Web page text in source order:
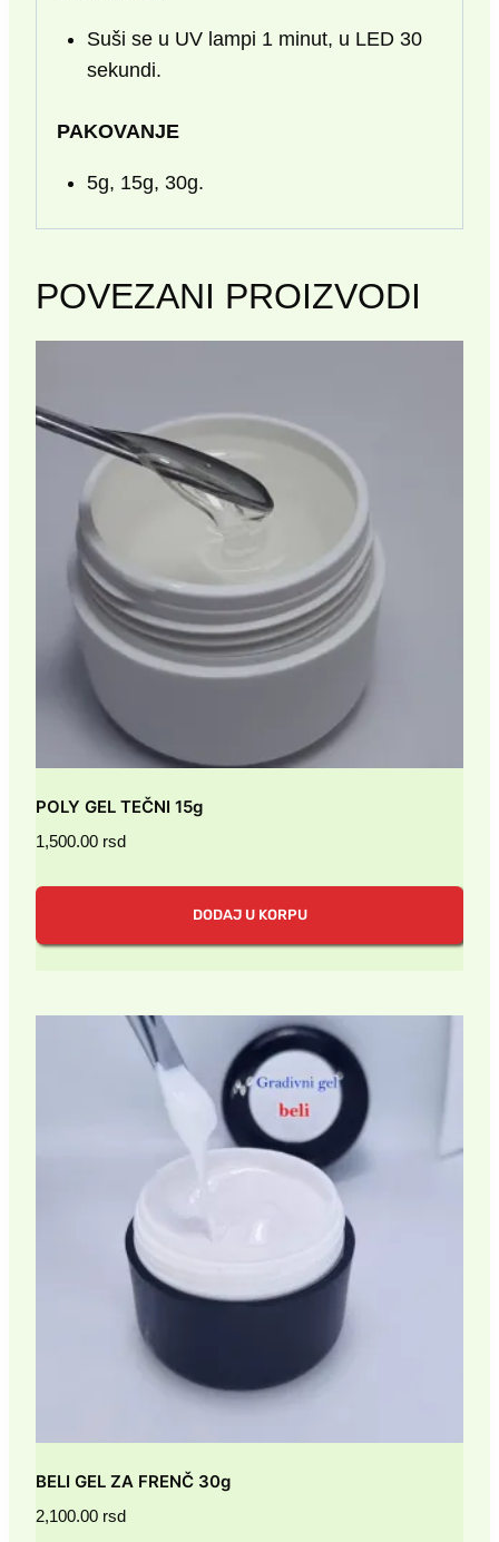
Suši se u UV lampi 1 minut, u LED 30
sekundi.
PAKOVANJE
5g, 15g, 30g.
POVEZANI PROIZVODI
POLY GEL TEČNI 15g
1,500.00 rsd
DODAJ U KORPU
BELI GEL ZA FRENČ 30g
2,100.00 rsd